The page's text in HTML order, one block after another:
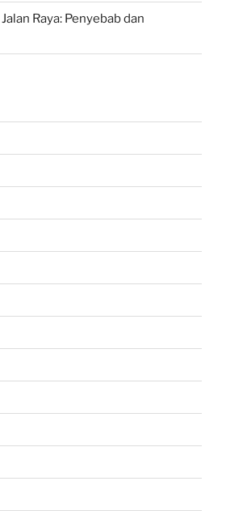
Raya: Penyebab dan